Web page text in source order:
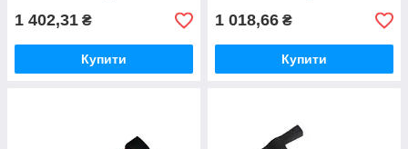
1 402,31 ₴
Купити
1 018,66 ₴
Купити